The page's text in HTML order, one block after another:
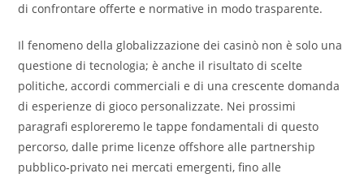
di confrontare offerte e normative in modo trasparente.
Il fenomeno della globalizzazione dei casinò non è solo una
questione di tecnologia; è anche il risultato di scelte
politiche, accordi commerciali e di una crescente domanda
di esperienze di gioco personalizzate. Nei prossimi
paragrafi esploreremo le tappe fondamentali di questo
percorso, dalle prime licenze offshore alle partnership
pubblico‑privato nei mercati emergenti, fino alle